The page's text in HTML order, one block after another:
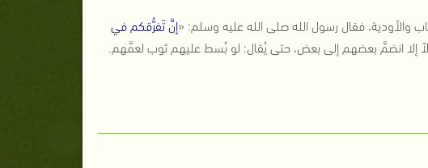
والأودية، فقال رسول الله صلى الله عليه وسلم: «إنَّ تَفرُّقكم في
إلا انضمَّ بعضهم إلى بعض، حتى يُقال: لو بُسط عليهم ثوب لعمَّهم.